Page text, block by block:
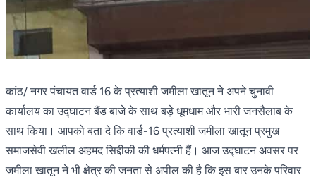
कांठ/ नगर पंचायत वार्ड 16 के प्रत्याशी जमीला खातून ने अपने चुनावी
कार्यालय का उद्घाटन बैंड बाजे के साथ बड़े धूमधाम और भारी जनसैलाब के
साथ किया। आपको बता दे कि वार्ड-16 प्रत्याशी जमीला खातून प्रमुख
समाजसेवी खलील अहमद सिद्दीकी की धर्मपत्नी हैं। आज उद्घाटन अवसर पर
जमीला खातून ने भी क्षेत्र की जनता से अपील की है कि इस बार उनके परिवार